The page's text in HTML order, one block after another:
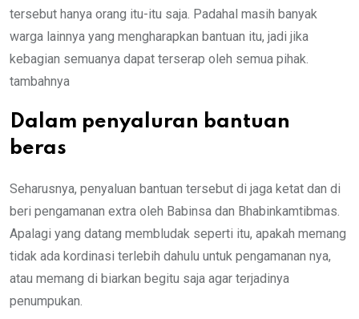
tersebut hanya orang itu-itu saja. Padahal masih banyak
warga lainnya yang mengharapkan bantuan itu, jadi jika
kebagian semuanya dapat terserap oleh semua pihak.
tambahnya
Dalam penyaluran bantuan
beras
Seharusnya, penyaluan bantuan tersebut di jaga ketat dan di
beri pengamanan extra oleh Babinsa dan Bhabinkamtibmas.
Apalagi yang datang membludak seperti itu, apakah memang
tidak ada kordinasi terlebih dahulu untuk pengamanan nya,
atau memang di biarkan begitu saja agar terjadinya
penumpukan.